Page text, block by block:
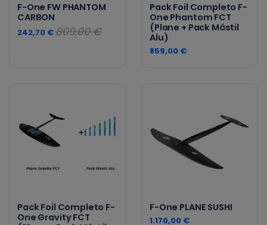
F-One FW PHANTOM
CARBON
242,70 €809,00 €
Pack Foil Completo F-
One Phantom FCT
(Plane + Pack Mástil
Alu)
859,00 €
Pack Foil Completo F-
One Gravity FCT
F-One PLANE SUSHI
1.170,00 €